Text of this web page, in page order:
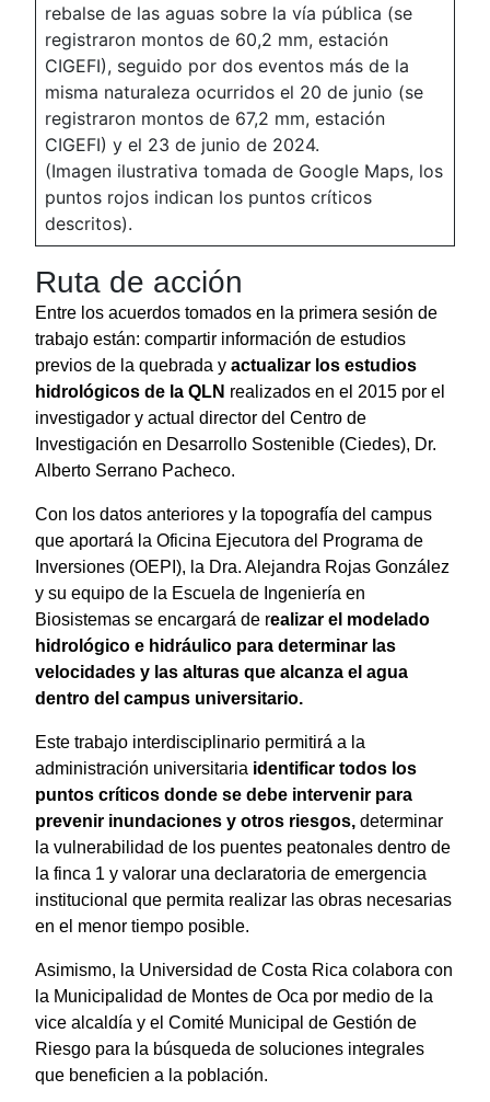
rebalse de las aguas sobre la vía pública (se
registraron montos de 60,2 mm, estación
CIGEFI​), seguido por dos eventos más de la
misma naturaleza ocurridos el 20 de junio (se
registraron montos de 67,2 mm, estación
CIGEFI) y el 23 de junio de 2024.
(Imagen ilustrativa tomada de Google Maps, los
puntos rojos indican los puntos críticos
descritos).
Ruta de acción
Entre los acuerdos tomados en la primera sesión de
trabajo están: compartir información de estudios
previos de la quebrada y actualizar los estudios
hidrológicos de la QLN realizados en el 2015 por el
investigador y actual director del Centro de
Investigación en Desarrollo Sostenible (Ciedes), Dr.
Alberto Serrano Pacheco.
Con los datos anteriores y la topografía del campus
que aportará la Oficina Ejecutora del Programa de
Inversiones (OEPI), la Dra. Alejandra Rojas González
y su equipo de la Escuela de Ingeniería en
Biosistemas se encargará de realizar el modelado
hidrológico e hidráulico para determinar las
velocidades y las alturas que alcanza el agua
dentro del campus universitario.
Este trabajo interdisciplinario permitirá a la
administración universitaria identificar todos los
puntos críticos donde se debe intervenir para
prevenir inundaciones y otros riesgos, determinar
la vulnerabilidad de los puentes peatonales dentro de
la finca 1 y valorar una declaratoria de emergencia
institucional que permita realizar las obras necesarias
en el menor tiempo posible.
Asimismo, la Universidad de Costa Rica colabora con
la Municipalidad de Montes de Oca por medio de la
vice alcaldía y el Comité Municipal de Gestión de
Riesgo para la búsqueda de soluciones integrales
que beneficien a la población.